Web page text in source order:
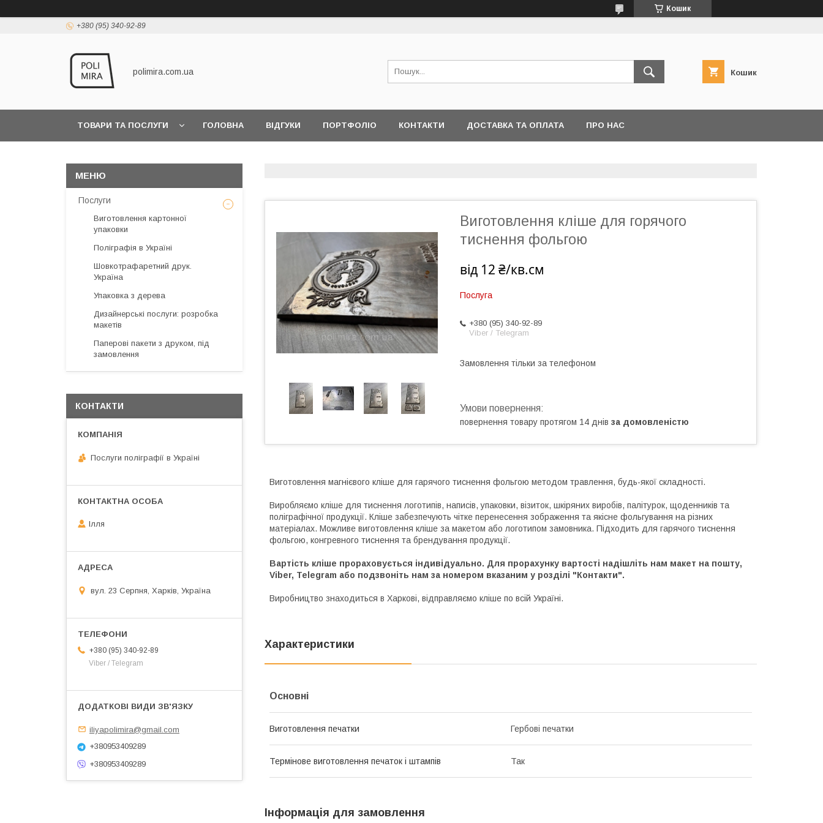
Кошик
+380 (95) 340-92-89
polimira.com.ua Кошик
ТОВАРИ ТА ПОСЛУГИ ГОЛОВНА ВІДГУКИ ПОРТФОЛІО КОНТАКТИ ДОСТАВКА ТА ОПЛАТА ПРО НАС
Виготовлення кліше для горячого
тиснення фольгою
від 12 ₴/кв.см
Послуга
+380 (95) 340-92-89
Viber / Telegram
Замовлення тільки за телефоном
повернення товару протягом 14 днів за домовленістю
Виготовлення магнієвого кліше для гарячого тиснення фольгою методом травлення, будь-якої складності.
Виробляємо кліше для тиснення логотипів, написів, упаковки, візиток, шкіряних виробів, палітурок, щоденників та
поліграфічної продукції. Кліше забезпечують чітке перенесення зображення та якісне фольгування на різних
матеріалах. Можливе виготовлення кліше за макетом або логотипом замовника. Підходить для гарячого тиснення
фольгою, конгревного тиснення та брендування продукції.
Вартість кліше прораховується індивідуально. Для прорахунку вартості надішліть нам макет на пошту,
Viber, Telegram або подзвоніть нам за номером вказаним у розділі "Контакти".
Виробництво знаходиться в Харкові, відправляємо кліше по всій Україні.
Характеристики
Основні
Виготовлення печатки Гербові печатки
Термінове виготовлення печаток і штампів Так
Інформація для замовлення
Послуги
Виготовлення картонної
упаковки
Поліграфія в Україні
Шовкотрафаретний друк.
Україна
Упаковка з дерева
Дизайнерські послуги: розробка
макетів
Паперові пакети з друком, під
замовлення
КОНТАКТИ
Послуги поліграфії в Україні
Ілля
вул. 23 Серпня, Харків, Україна
+380 (95) 340-92-89
Viber / Telegram
iliyapolimira@gmail.com
+380953409289
+380953409289